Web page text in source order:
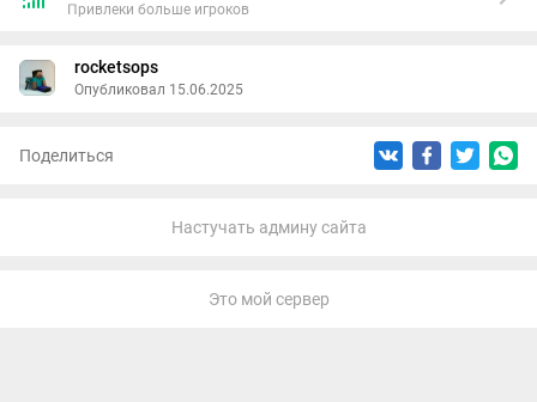
Привлеки больше игроков
rocketsops
Опубликовал 15.06.2025
Поделиться
Настучать админу сайта
Это мой сервер